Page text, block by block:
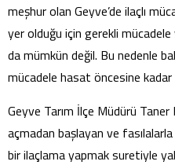
meşhur olan Geyve’de ilaçlı
yer olduğu için gerekli mücadele
da mümkün değil. Bu nedenle
mücadele hasat öncesine
Geyve Tarım İlçe Müdürü
açmadan başlayan ve
bir ilaçlama yapmak suretiyle